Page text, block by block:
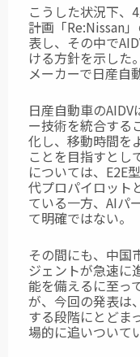
こうした状況下、
計画「Re:Nissan
表し、その中で
ける方針を示した
メーカーで日産自
日産自動車の
ー技術を統合する
化し、移動時間を
ことを目指すとし
については、E2E
代プロパイロット
ている一方、AIパ
て明確ではない。
その間にも、中国
ジェントが急速に
能を備えるに至っ
が、今回の発表は
する段階にとどま
場的に追いついて